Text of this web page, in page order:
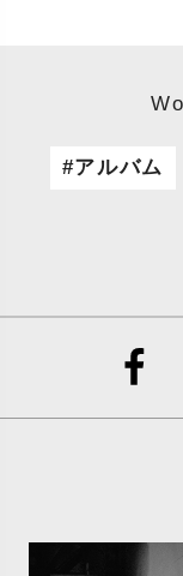
アルバム